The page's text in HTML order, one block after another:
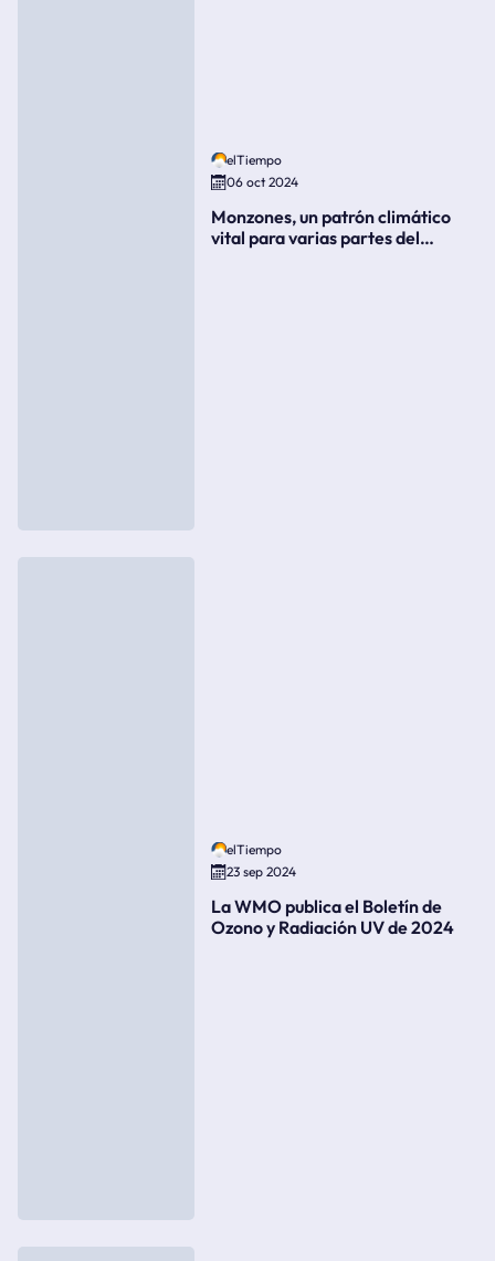
elTiempo
06 oct 2024
Monzones, un patrón climático
vital para varias partes del
elTiempo
23 sep 2024
La WMO publica el Boletín de
Ozono y Radiación UV de 2024